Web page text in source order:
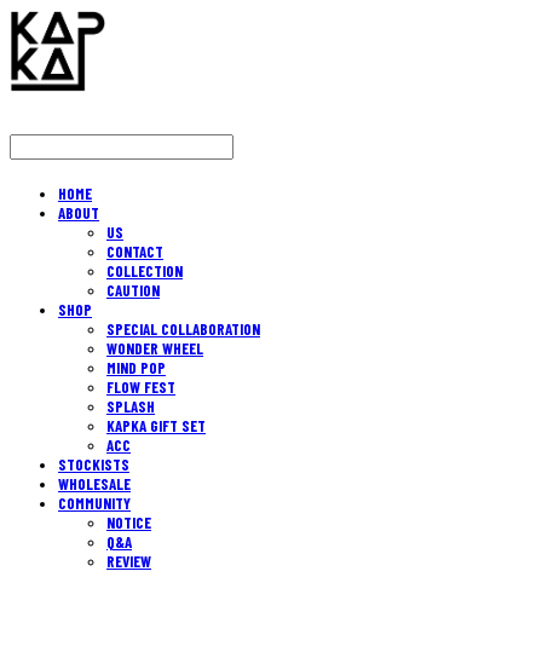
HOME
ABOUT
US
CONTACT
COLLECTION
CAUTION
SHOP
SPECIAL COLLABORATION
WONDER WHEEL
MIND POP
FLOW FEST
SPLASH
KAPKA GIFT SET
ACC
STOCKISTS
WHOLESALE
COMMUNITY
NOTICE
Q&A
REVIEW